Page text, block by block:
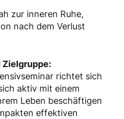
zur inneren Ruhe,
nach dem Verlust
Zielgruppe:
richtet sich
aktiv mit einem
Leben beschäftigen
effektiven